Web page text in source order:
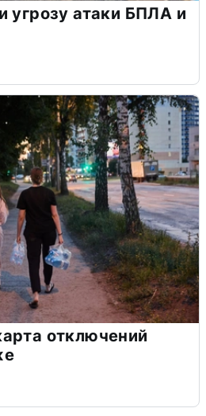
угрозу атаки БПЛА и
отключений